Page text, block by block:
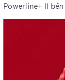
Powerline+ II